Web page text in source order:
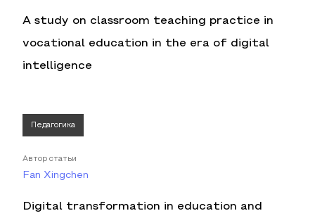
A study on classroom teaching practice in
vocational education in the era of digital
intelligence
Педагогика
Автор статьи
Fan Xingchen
Digital transformation in education and